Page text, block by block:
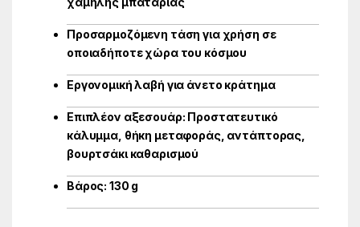
Προσαρμοζόμενη τάση για χρήση σε
οποιαδήποτε χώρα του κόσμου
Εργονομική λαβή για άνετο κράτημα
Επιπλέον αξεσουάρ: Προστατευτικό
κάλυμμα, θήκη μεταφοράς, αντάπτορας,
βουρτσάκι καθαρισμού
Βάρος: 130 g